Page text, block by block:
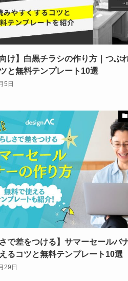
向け】白黒チラシの作り方｜つぶ
と無料テンプレート10選
5日
さで差をつける】サマーセールバ
えるコツと無料テンプレート10選
29日